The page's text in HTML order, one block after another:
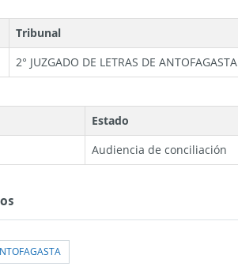
Tribunal
2° JUZGADO DE LETRAS DE ANTOFAGASTA
Estado
Audiencia de conciliación